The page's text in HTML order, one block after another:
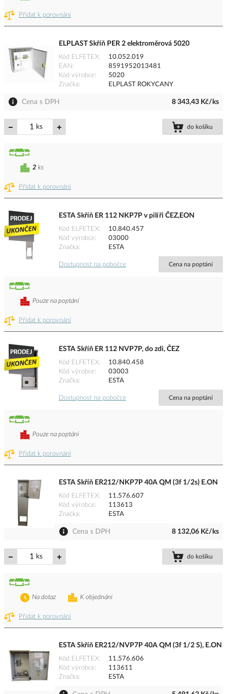
Přidat k porovnání
ELPLAST Skříň PER 2 elektroměrová 5020
Kód ELFETEX
10.052.019
EAN
8591952013481
Kód výrobce
5020
Značka
ELPLAST ROKYCANY
Cena s DPH 8 343,43 Kč/ks
ks do košíku
Přidat k porovnání
2 ks
ESTA Skříň ER 112 NKP7P v pilíři ČEZ,EON
Kód ELFETEX
10.840.457
Kód výrobce
03000
Značka
ESTA
Dostupnost na pobočce Cena na poptání
Přidat k porovnání
Pouze na poptání
ESTA Skříň ER 112 NVP7P, do zdi, ČEZ
Kód ELFETEX
10.840.458
Kód výrobce
03003
Značka
ESTA
Dostupnost na pobočce Cena na poptání
Přidat k porovnání
Pouze na poptání
ESTA Skříň ER212/NKP7P 40A QM (3f 1/2s) E.ON
Kód ELFETEX
11.576.607
Kód výrobce
113613
Značka
ESTA
Cena s DPH 8 132,06 Kč/ks
ks do košíku
Přidat k porovnání
K objednání
Na dotaz
ESTA Skříň ER212/NVP7P 40A QM (3f 1/2 S), E.ON
Kód ELFETEX
11.576.606
Kód výrobce
113611
Značka
ESTA